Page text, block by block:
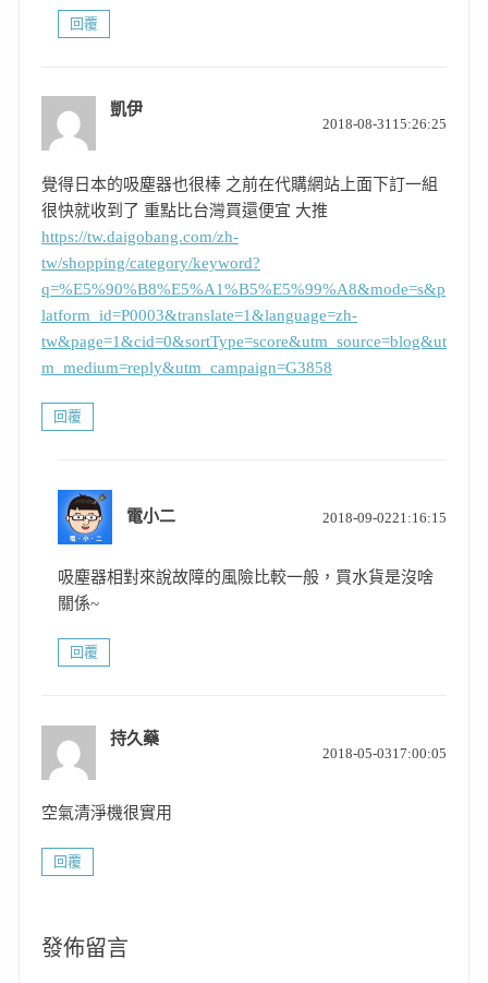
回覆
凱伊
2018-08-3115:26:25
覺得日本的吸塵器也很棒 之前在代購網站上面下訂一組
很快就收到了 重點比台灣買還便宜 大推
https://tw.daigobang.com/zh-
tw/shopping/category/keyword?
q=%E5%90%B8%E5%A1%B5%E5%99%A8&mode=s&p
latform_id=P0003&translate=1&language=zh-
tw&page=1&cid=0&sortType=score&utm_source=blog&ut
m_medium=reply&utm_campaign=G3858
回覆
電小二 2018-09-0221:16:15
吸塵器相對來說故障的風險比較一般，買水貨是沒啥
關係~
回覆
持久藥
2018-05-0317:00:05
空氣清淨機很實用
回覆
發佈留言